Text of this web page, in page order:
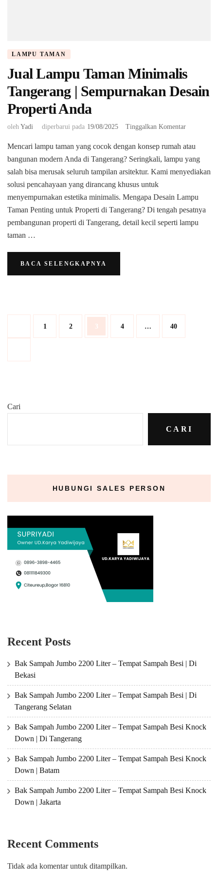
LAMPU TAMAN
Jual Lampu Taman Minimalis
Tangerang | Sempurnakan Desain
Properti Anda
oleh Yadi diperbarui pada 19/08/2025 Tinggalkan Komentarpada
Lampu
Taman
Desain
Anda
Mencari lampu taman yang cocok dengan konsep rumah atau
bangunan modern Anda di Tangerang? Seringkali, lampu yang
salah bisa merusak seluruh tampilan arsitektur. Kami menyediakan
solusi pencahayaan yang dirancang khusus untuk
menyempurnakan estetika minimalis. ​Mengapa Desain Lampu
Taman Penting untuk Properti di Tangerang? ​Di tengah pesatnya
pembangunan properti di Tangerang, detail kecil seperti lampu
taman …
BACA SELENGKAPNYA
Halaman
1 Halaman
2 Halaman
3 Halaman
4 … Halaman
40
Cari
CARI
HUBUNGI SALES PERSON
Recent Posts
Bak Sampah Jumbo 2200 Liter – Tempat Sampah Besi | Di
Bekasi
Bak Sampah Jumbo 2200 Liter – Tempat Sampah Besi | Di
Tangerang Selatan
Bak Sampah Jumbo 2200 Liter – Tempat Sampah Besi Knock
Down | Di Tangerang
Bak Sampah Jumbo 2200 Liter – Tempat Sampah Besi Knock
Down | Batam
Bak Sampah Jumbo 2200 Liter – Tempat Sampah Besi Knock
Down | Jakarta
Recent Comments
Tidak ada komentar untuk ditampilkan.